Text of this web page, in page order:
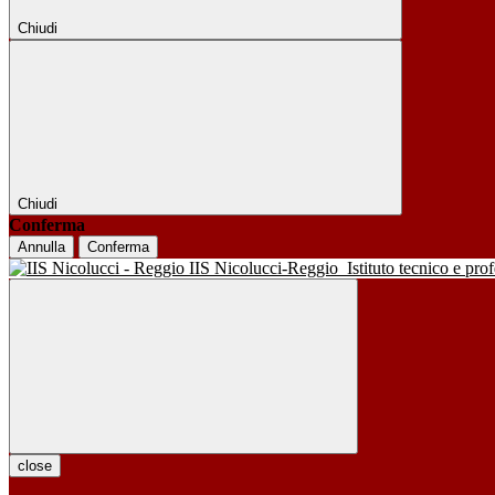
Chiudi
Chiudi
Conferma
Annulla Conferma
IIS Nicolucci-Reggio Istituto tecnico e
close